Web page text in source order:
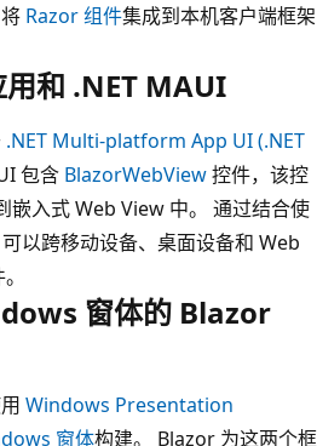
Razor 组件集成到本机客户端框架
和 .NET MAUI
.NET Multi-platform App UI (.NET
包含 BlazorWebView控件，该控
嵌入式 Web View 中。 通过结合使
以跨移动设备、桌面设备和 Web
窗体的 Blazor
Windows Presentation
窗体构建。 Blazor 为这两个框